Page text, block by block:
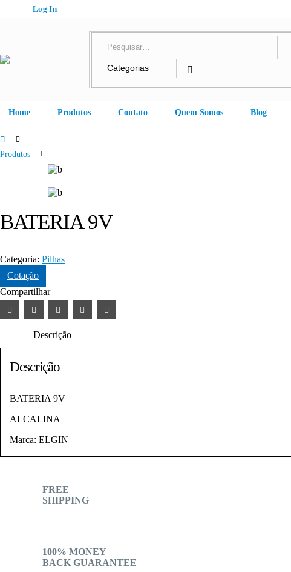
Log In
Home Produtos Contato Quem Somos Blog
Produtos
BATERIA 9V
Categoria: Pilhas
Cotação
Compartilhar
Descrição
Descrição
BATERIA 9V
ALCALINA
Marca: ELGIN
FREE
SHIPPING
100% MONEY
BACK GUARANTEE